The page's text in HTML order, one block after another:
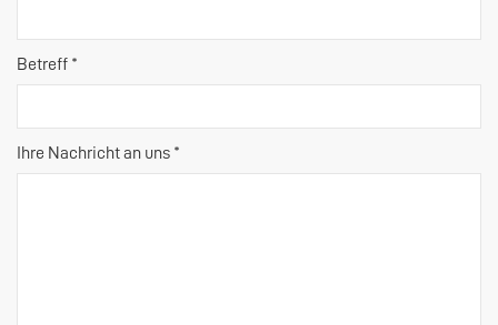
Betreff *
Ihre Nachricht an uns *